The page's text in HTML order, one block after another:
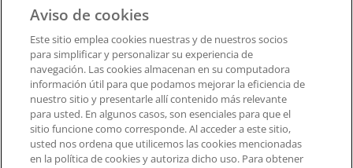
Directorio
Pautas de dirección empresarial
Presentaciones ante la SEC
Privacidad
Marcas Comerciales
Transparencia de la cadena de suministro
Competencia Justa y Abierta
Estrategia fiscal del Reino Unido
Política sobre “Cookies”
Configuración de cookies
Aviso de cookies
Este sitio emplea cookies nuestras y de nuestros socios
para simplificar y personalizar su experiencia de
navegación. Las cookies almacenan en su computadora
información útil para que podamos mejorar la eficiencia de
nuestro sitio y presentarle allí contenido más relevante
para usted. En algunos casos, son esenciales para que el
sitio funcione como corresponde. Al acceder a este sitio,
usted nos ordena que utilicemos las cookies mencionadas
en la política de cookies y autoriza dicho uso.​​ Para obtener